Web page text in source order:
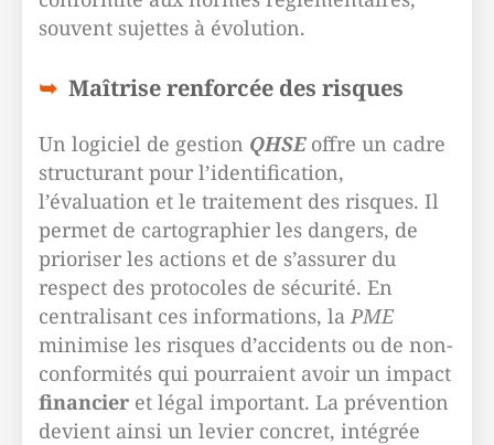
souvent sujettes à évolution.
Maîtrise renforcée des risques
Un logiciel de gestion QHSEoffre un cadre
structurant pour l’identification,
l’évaluation et le traitement des risques. Il
permet de cartographier les dangers, de
prioriser les actions et de s’assurer du
respect des protocoles de sécurité. En
centralisant ces informations, laPME
minimise les risques d’accidents ou de non-
conformités qui pourraient avoir un impact
financier et légal important. La prévention
devient ainsi un levier concret, intégrée